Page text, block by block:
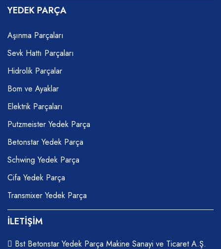
YEDEK PARÇA
Aşınma Parçaları
Sevk Hattı Parçaları
Hidrolik Parçalar
Bom ve Ayaklar
Elektrik Parçaları
Putzmeister Yedek Parça
Betonstar Yedek Parça
Schwing Yedek Parça
Cifa Yedek Parça
Transmixer Yedek Parça
İLETİŞİM
Bst Betonstar Yedek Parça Makine Sanayi ve Ticaret A.Ş.